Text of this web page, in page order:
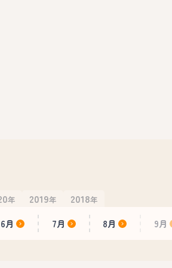
年 2019年 2018年
6月 7月 8月 9月